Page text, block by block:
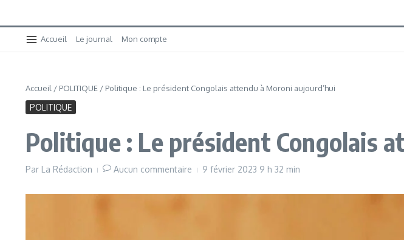
Accueil Le journal Mon compte
Accueil / POLITIQUE / Politique : Le président Congolais attendu à Moroni aujourd’hui
POLITIQUE
Politique : Le président Congolais
Par La Rédaction Aucun commentaire 9 février 2023 9 h 32 min